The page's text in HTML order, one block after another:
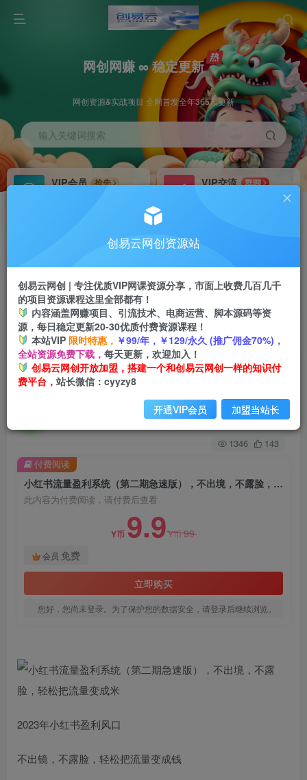
网创网赚 ∞ 稳定更新
网创资源&实战项目 全网首发全年365天更新
输入关键词搜索
VIP会员
抢先
VIP交流
群聊
研究探讨更多创业项目路子。
会员专属推广链接
挂机 项目
脚本卡密
APP下载
GO
首页 创业课程 会员免费 正文
小红书流量盈利系统（第二期急速版），不出境，
不露脸，轻松把流量变成米
关注
1346 143
小红书流量盈利系统（第二期急速版），不出境，不露脸，轻松把流量变成米
此内容为付费阅读，请付费后查看
Y币 9.9Y币99
会员 免费
立即购买
您好，您尚未登录。为了保护您的数据安全，请登录后继续浏览。
付费阅读
2023年小红书盈利风口
不出镜，不露脸，轻松把流量变成钱
创易云网创资源站
创易云网创 | 专注优质VIP网课资源分享，市面上收费几百几千
的项目资源课程这里全部都有！
内容涵盖网赚项目、引流技术、电商运营、脚本源码等资
源，每日稳定更新20-30优质付费资源课程！
本站VIP 限时特惠， ￥99/年，￥129/永久 (推广佣金70%)，
全站资源免费下载， 每天更新，欢迎加入！
创易云网创开放加盟，搭建一个和创易云网创一样的知识付
费平台， 站长微信：cyyzy8
开通VIP会员 加盟当站长